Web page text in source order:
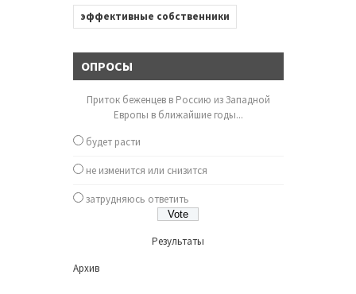
эффективные собственники
ОПРОСЫ
Приток беженцев в Россию из Западной
Европы в ближайшие годы...
будет расти
не изменится или снизится
затрудняюсь ответить
Результаты
Архив